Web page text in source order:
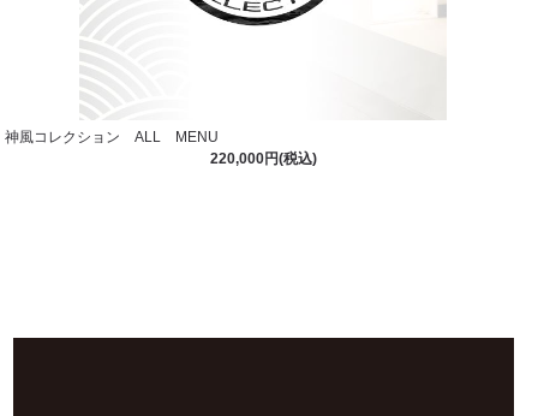
神風コレクション ALL MENU
220,000円(税込)